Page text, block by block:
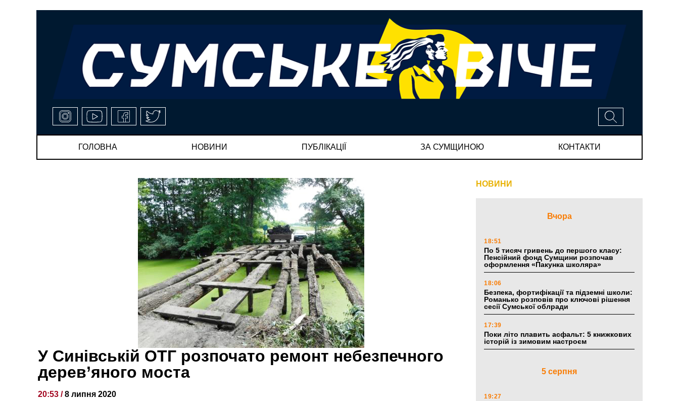
ГОЛОВНА НОВИНИ ПУБЛІКАЦІЇ ЗА СУМЩИНОЮ КОНТАКТИ
У Синівській ОТГ розпочато ремонт небезпечного
дерев’яного моста
20:53 /8 липня 2020
НОВИНИ
Вчора
18:51
По 5 тисяч гривень до першого класу:
Пенсійний фонд Сумщини розпочав
оформлення «Пакунка школяра»
18:06
Безпека, фортифікації та підземні школи:
Романько розповів про ключові рішення
сесії Сумської облради
17:39
Поки літо плавить асфальт: 5 книжкових
історій із зимовим настроєм
5 серпня
19:27